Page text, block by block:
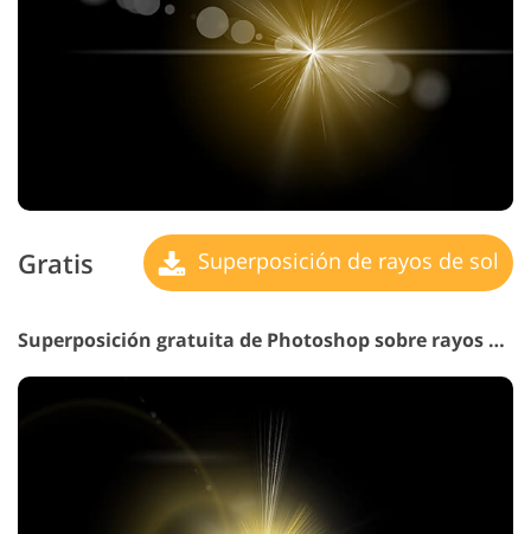
Gratis Superposición de rayos de sol
Superposición gratuita de Photoshop sobre rayos de sol n.° 8 "Blue Dreams"